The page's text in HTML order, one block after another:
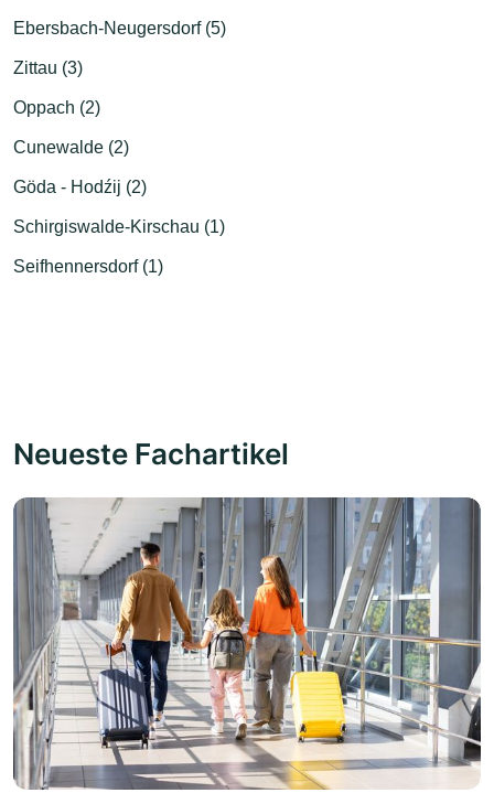
Ebersbach-Neugersdorf (5)
Zittau (3)
Oppach (2)
Cunewalde (2)
Göda - Hodźij (2)
Schirgiswalde-Kirschau (1)
Seifhennersdorf (1)
Neueste Fachartikel